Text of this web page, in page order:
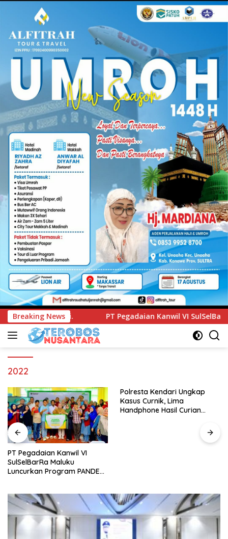
Breaking News
Pegadaian Kanwil VI SulSelBarRa Maluku Luncurkan
2022
PT Pegadaian Kanwil VI
SulSelBarRa Maluku
Luncurkan Program PANDE
Polresta Kendari Ungkap
Kasus Curnik, Lima
Handphone Hasil Curian